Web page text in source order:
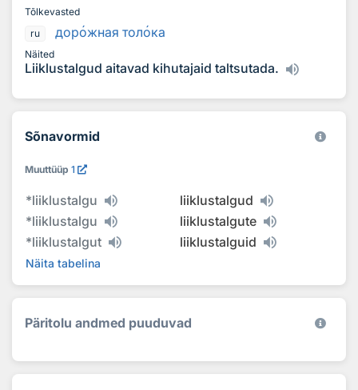
Tõlkevasted
ru
дорожная толока
Näited
Liiklustalgud aitavad kihutajaid taltsutada.
Sõnavormid
Muuttüüp 1
*liiklustalgu
liiklustalgud
*liiklustalgu
liiklustalgute
*liiklustalgut liiklustalguid
Näita tabelina
Päritolu andmed puuduvad